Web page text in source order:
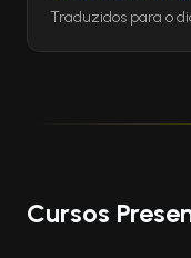
Traduzidos para o
Cursos